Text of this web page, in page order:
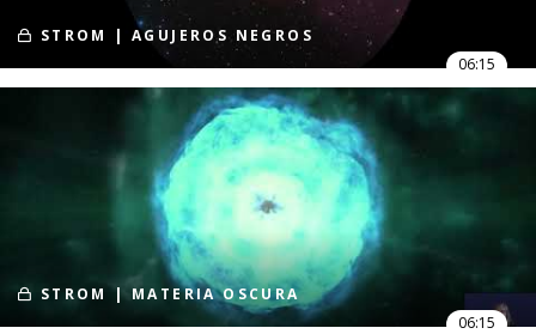
STROM | AGUJEROS NEGROS
06:15
STROM | MATERIA OSCURA
06:15